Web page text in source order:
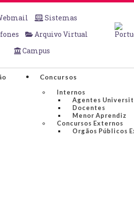
Sistemas
Arquivo Virtual
Campus
Concursos
Internos
Agentes
Docentes
Menor Aprendiz
Concursos Externos
Orgãos Públicos